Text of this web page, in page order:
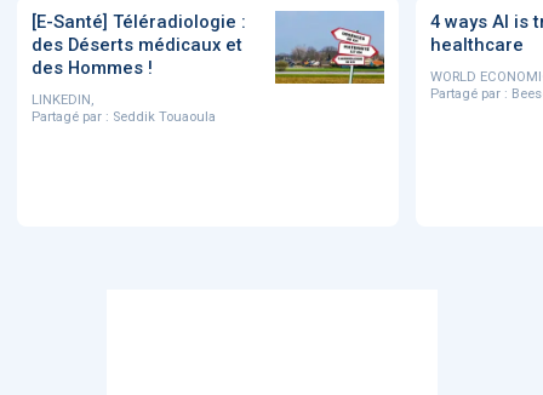
[E-Santé] Téléradiologie :
des Déserts médicaux et
des Hommes !
LINKEDIN,
Partagé par : Seddik Touaoula
4 ways AI is
healthcare
WORLD
Partagé par :